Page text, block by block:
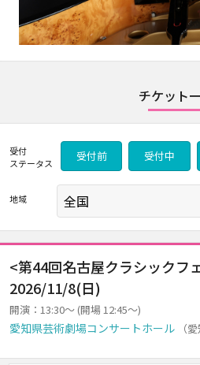
チケット
受付
ステータス
受付前 受付中
地域
<第44回名古屋クラシックフ
2026/11/8(日)
開演：13:30～ (開場 12:45～)
愛知県芸術劇場コンサートホール （